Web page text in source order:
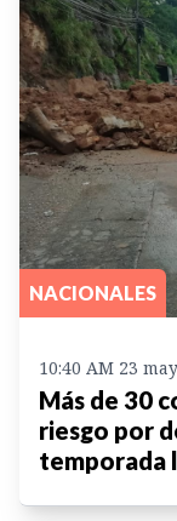
NACIONALES
10:40 AM 23
Más de 30
riesgo por
temporada